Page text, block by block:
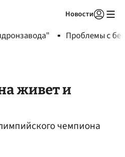
Новости
Проблемы с
живет и
чемпиона